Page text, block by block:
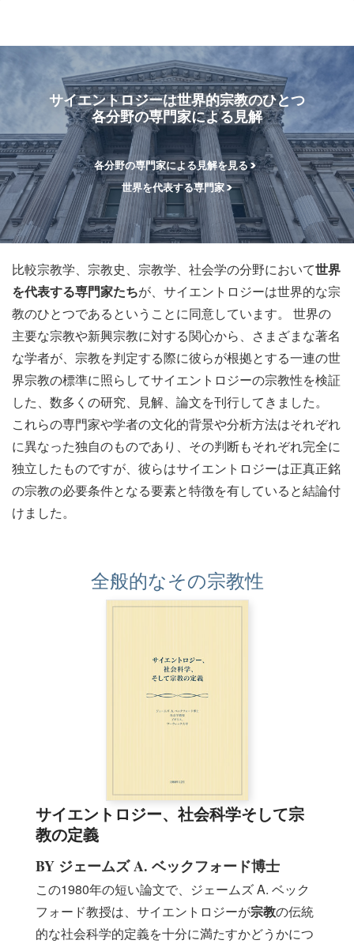
メ
ュ
サイエントロジーは世界的宗教のひとつ
各分野の専門家による見解
各分野の専門家による見解を見る
世界を代表する専門家
比較宗教学、宗教史、宗教学、社会学の分野において世界
を代表する専門家たちが、サイエントロジーは世界的な宗
教のひとつであるということに同意しています。 世界の
主要な宗教や新興宗教に対する関心から、さまざまな著名
な学者が、宗教を判定する際に彼らが根拠とする一連の世
界宗教の標準に照らしてサイエントロジーの宗教性を検証
した、数多くの研究、見解、論文を刊行してきました。
これらの専門家や学者の文化的背景や分析方法はそれぞれ
に異なった独自のものであり、その判断もそれぞれ完全に
独立したものですが、彼らはサイエントロジーは正真正銘
の宗教の必要条件となる要素と特徴を有していると結論付
けました。
全般的なその宗教性
サイエントロジー、社会科学そして宗
教の定義
BY ジェームズ A. ベックフォード博士
この1980年の短い論文で、ジェームズ A. ベック
フォード教授は、サイエントロジーが宗教の伝統
的な社会科学的定義を十分に満たすかどうかにつ